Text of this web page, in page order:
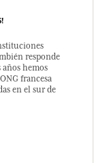
responde
hemos
francesa
en el sur de